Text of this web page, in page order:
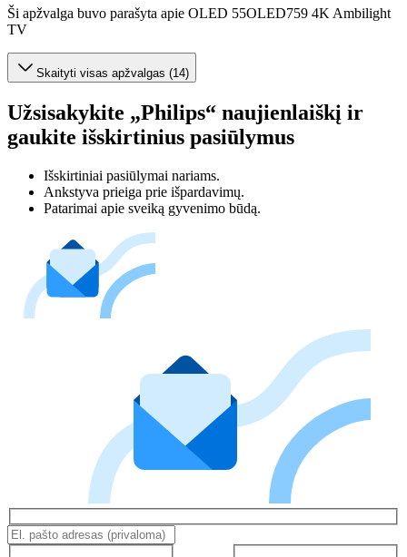
Ši apžvalga buvo parašyta apie OLED 55OLED759 4K Ambilight
TV
Skaityti visas apžvalgas (14)
Užsisakykite „Philips“ naujienlaiškį ir
gaukite išskirtinius pasiūlymus
Išskirtiniai pasiūlymai nariams.
Ankstyva prieiga prie išpardavimų.
Patarimai apie sveiką gyvenimo būdą.